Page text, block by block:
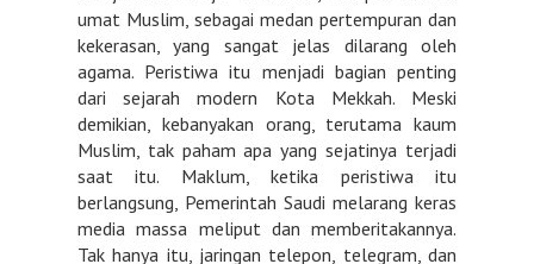
umat Muslim, sebagai medan pertempuran dan
kekerasan, yang sangat jelas dilarang oleh
agama. Peristiwa itu menjadi bagian penting
dari sejarah modern Kota Mekkah. Meski
demikian, kebanyakan orang, terutama kaum
Muslim, tak paham apa yang sejatinya terjadi
saat itu. Maklum, ketika peristiwa itu
berlangsung, Pemerintah Saudi melarang keras
media massa meliput dan memberitakannya.
Tak hanya itu, jaringan telepon, telegram, dan